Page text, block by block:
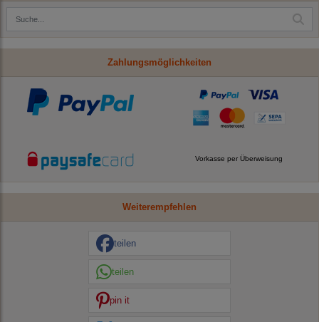
Zahlungsmöglichkeiten
Vorkasse per Überweisung
Weiterempfehlen
teilen
teilen
pin it